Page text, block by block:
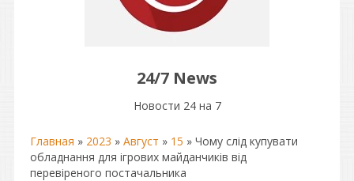
24/7 News
Новости 24 на 7
Главная » 2023 » Август » 15 » Чому слід купувати
обладнання для ігрових майданчиків від
перевіреного постачальника